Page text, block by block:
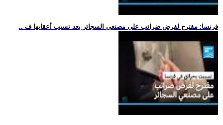
.. فرنسا: مقترح لفرض ضرائب على مصنعي السجائر بعد تسبب أعقابها ف